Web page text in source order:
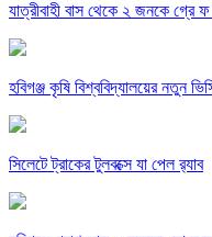
যাত্রীবাহী বাস থেকে ২ জনকে গ্রে
হবিগঞ্জ কৃষি বিশ্ববিদ্যালয়ের নতুন
সিলেটে ট্রাকের টুলবক্সে যা পেল র‌্যাব